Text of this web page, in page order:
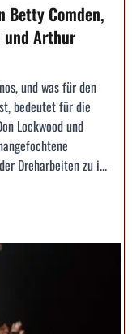
Betty Comden,
und Arthur
und was für den
bedeutet für die
Lockwood und
Dreharbeiten zu i...